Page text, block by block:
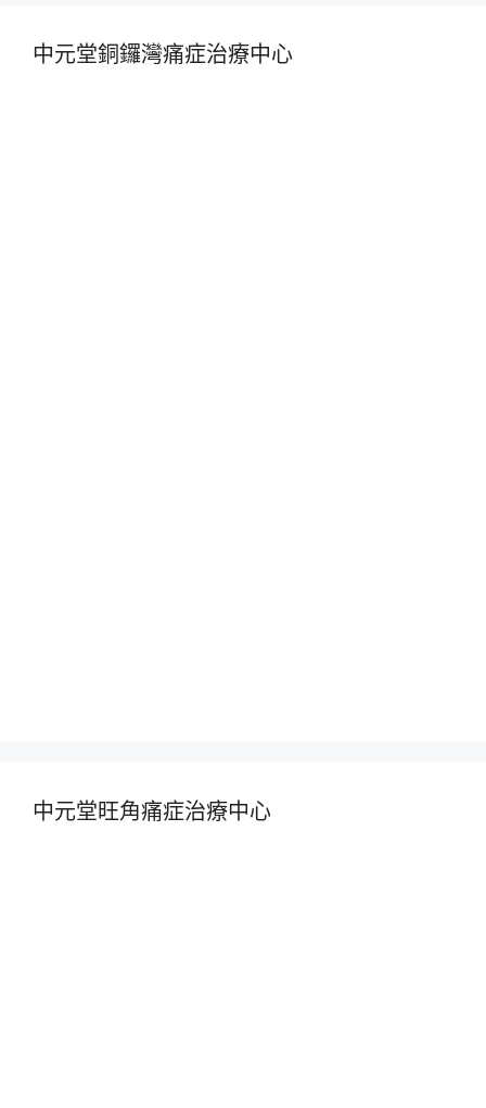
中元堂銅鑼灣痛症治療中心
中元堂旺角痛症治療中心